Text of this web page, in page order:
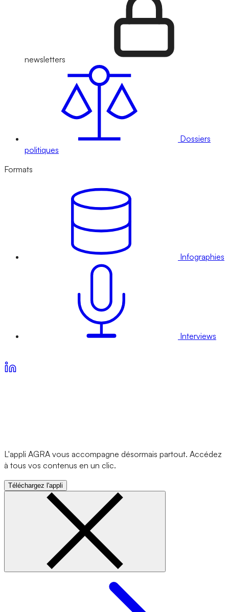
newsletters
Dossiers
politiques
Formats
Infographies
Interviews
L'appli AGRA vous accompagne désormais partout. Accédez
à tous vos contenus en un clic.
Téléchargez l'appli